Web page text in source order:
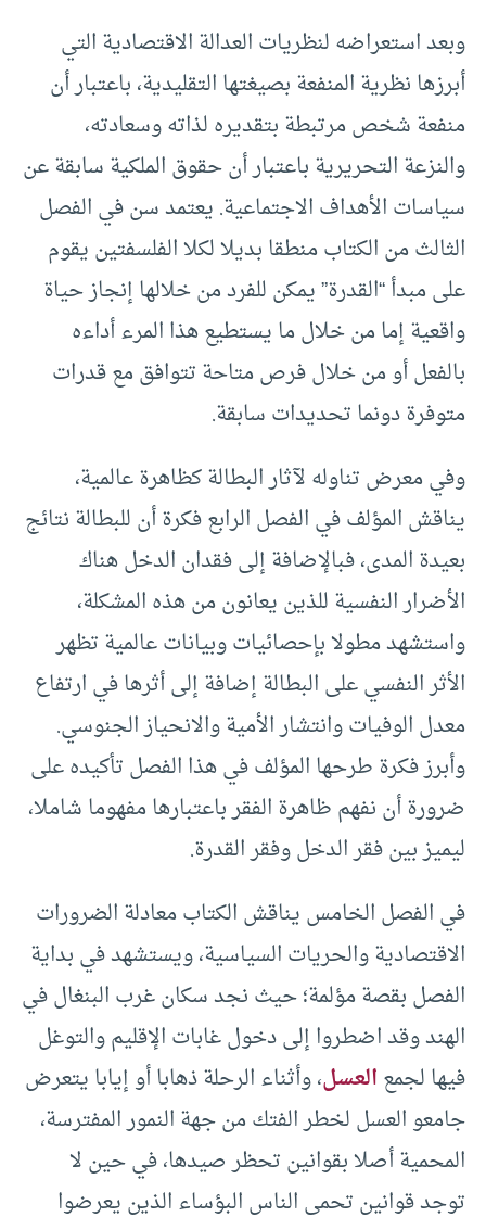
وبعد استعراضه لنظريات العدالة الاقتصادية التي
أبرزها نظرية المنفعة بصيغتها التقليدية، باعتبار أن
منفعة شخص مرتبطة بتقديره لذاته وسعادته،
والنزعة التحريرية باعتبار أن حقوق الملكية سابقة عن
سياسات الأهداف الاجتماعية. يعتمد سن في الفصل
الثالث من الكتاب منطقا بديلا لكلا الفلسفتين يقوم
على مبدأ “القدرة” يمكن للفرد من خلالها إنجاز حياة
واقعية إما من خلال ما يستطيع هذا المرء أداءه
بالفعل أو من خلال فرص متاحة تتوافق مع قدرات
متوفرة دونما تحديدات سابقة.
وفي معرض تناوله لآثار البطالة كظاهرة عالمية،
يناقش المؤلف في الفصل الرابع فكرة أن للبطالة نتائج
بعيدة المدى، فبالإضافة إلى فقدان الدخل هناك
الأضرار النفسية للذين يعانون من هذه المشكلة،
واستشهد مطولا بإحصائيات وبيانات عالمية تظهر
الأثر النفسي على البطالة إضافة إلى أثرها في ارتفاع
معدل الوفيات وانتشار الأمية والانحياز الجنوسي.
وأبرز فكرة طرحها المؤلف في هذا الفصل تأكيده على
ضرورة أن نفهم ظاهرة الفقر باعتبارها مفهوما شاملا،
ليميز بين فقر الدخل وفقر القدرة.
في الفصل الخامس يناقش الكتاب معادلة الضرورات
الاقتصادية والحريات السياسية، ويستشهد في بداية
الفصل بقصة مؤلمة؛ حيث نجد سكان غرب البنغال في
الهند وقد اضطروا إلى دخول غابات الإقليم والتوغل
فيها لجمعالعسل، وأثناء الرحلة ذهابا أو إيابا يتعرض
جامعو العسل لخطر الفتك من جهة النمور المفترسة،
المحمية أصلا بقوانين تحظر صيدها، في حين لا
توجد قوانين تحمي الناس البؤساء الذين يعرضوا